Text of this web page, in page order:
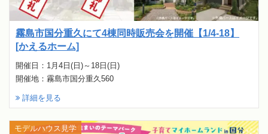
霧島市国分重久にて4棟同時販売会を開催【1/4-18】
[かえるホーム]
開催日：1月4日(日)～18日(日)
開催地：霧島市国分重久560
詳細を見る
モデルハウス見学